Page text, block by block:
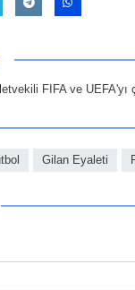
FIFA ve
Gilan Eyaleti